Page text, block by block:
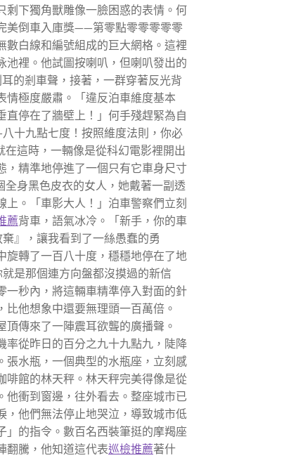
剩下獨角獸雕像一臉困惑的表情。何
美倒車入庫獎——第零點零零零零零
數白線和編號組成的巨大網格。這裡
池裡。他試圖按喇叭，但喇叭發出的
的剎車聲，接著，一群穿著反光背
情極度嚴肅。「違反泊車維度基本
停在了牆壁上！」何手殘趕緊為自
十九點七度！按照維度法則，你必
這時，一輛像是從科幻電影裡開出
，精準地停進了一個只有它車身尺寸
身黑色皮衣的女人，她戴著一副透
上。「車影大人！」泊車警察們立刻
薦背車，語氣冰冷。「新手，你的車
』，讓我看到了一絲愚蠢的勇
旋轉了一百八十度，穩穩地停在了地
是那個連方向盤都沒摸過的新信
一秒內，將這輛車精準停入對面的針
他想象中還要無理頭一百萬倍。
傳來了一陣震耳欲聾的廣播聲。
率從昨日的百分之九十九點九，陡降
張水瓶，一個典型的水瓶座，立刻感
啡館的林天秤。林天秤完美得像是從
他衝到窗邊，往外看去。整座城市已
，他們無法停止地哭泣，導致城市低
」的指令。數百名西裝筆挺的摩羯座
翻騰，他知道這代表巡檢推薦著什